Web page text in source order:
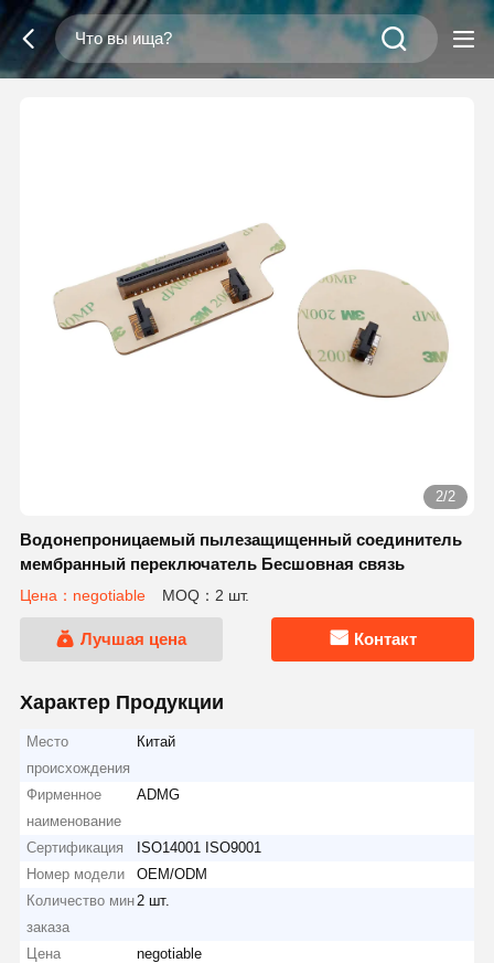
2/2
Водонепроницаемый пылезащищенный соединитель
мембранный переключатель Бесшовная связь
Цена：negotiable MOQ：2 шт.
Лучшая цена Контакт
Характер Продукции
Место
происхождения
Китай
Фирменное
наименование
ADMG
Сертификация
ISO14001 ISO9001
Номер модели
OEM/ODM
Количество мин
заказа
2 шт.
Цена
negotiable